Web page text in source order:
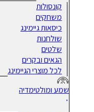
קונסולות
משחקים
כיסאות גיימינג
שולחנות
שלטים
הגאים ובקרים
לכל מוצרי הגיימינג
שמע ומולטימדיה